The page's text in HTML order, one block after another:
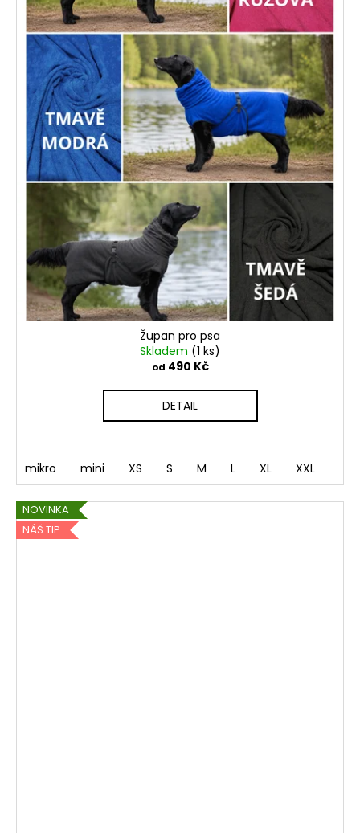
Župan pro psa
Skladem (1 ks)
od 490 Kč
DETAIL
mikro mini XS S M L XL XXL
NOVINKA
NÁŠ TIP